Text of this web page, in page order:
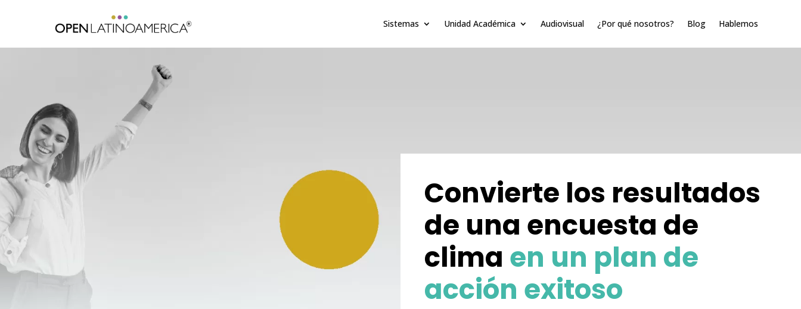
Sistemas Unidad Académica Audiovisual ¿Por qué nosotros? Blog Hablemos
Convierte los resultados
de una encuesta de
clima en un plan de
acción exitoso